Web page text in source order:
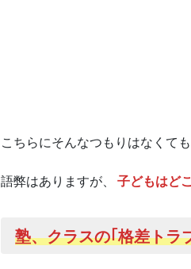
こちらにそんなつもりはなくて
語弊はありますが、 子どもはど
塾、クラスの｢格差トラ